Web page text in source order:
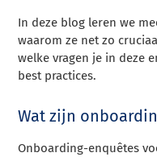
In deze blog leren we
waarom ze net zo
welke vragen je in deze
best practices.
Wat zijn
Onboarding-enquêtes